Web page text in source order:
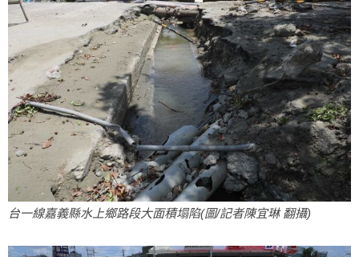
台一線嘉義縣水上鄉路段大面積塌陷(圖/記者陳宜琳 翻攝)